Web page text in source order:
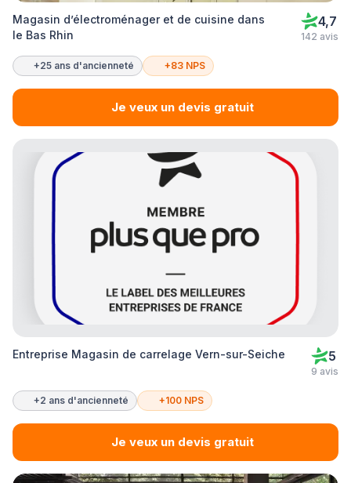
Magasin d’électroménager et de cuisine dans
le Bas Rhin
4,7
142 avis
+25 ans d'ancienneté +83 NPS
Je veux un devis gratuit
Entreprise Magasin de carrelage Vern-sur-Seiche 5
9 avis
+2 ans d'ancienneté +100 NPS
Je veux un devis gratuit